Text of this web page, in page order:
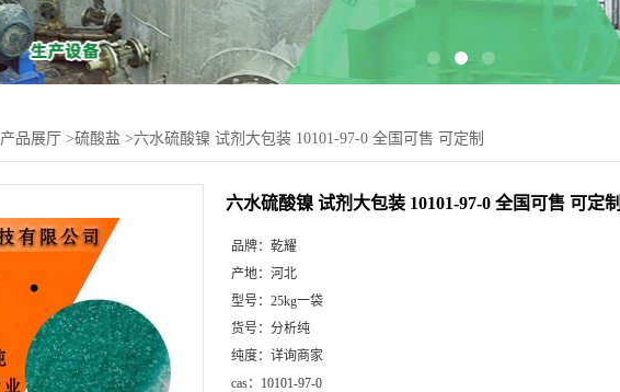
产品展厅 >硫酸盐 >六水硫酸镍 试剂大包装 10101-97-0 全国可售 可定制
六水硫酸镍 试剂大包装 10101-97-0 全国可售 可定制
品牌： 乾耀
产地： 河北
型号： 25kg一袋
货号： 分析纯
纯度： 详询商家
cas： 10101-97-0